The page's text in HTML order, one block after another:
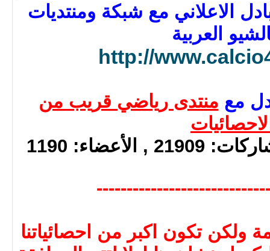
الاعلاني مع شبكة ومنتديات
العربية
http://
مع منتدى رياضي قريب من
ولكن تكون اكبر من احصائياتنا